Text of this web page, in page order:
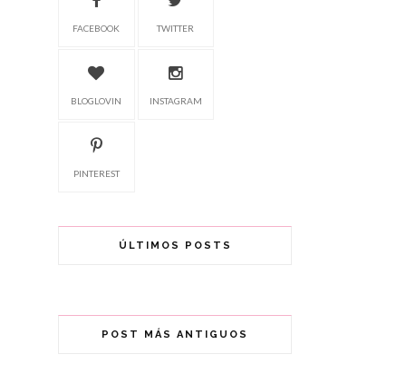
FACEBOOK TWITTER
BLOGLOVIN INSTAGRAM
PINTEREST
ÚLTIMOS POSTS
POST MÁS ANTIGUOS